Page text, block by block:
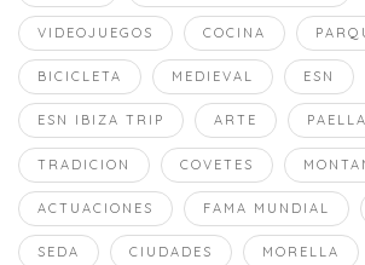
VIDEOJUEGOS COCINA
BICICLETA MEDIEVAL ESN
ESN IBIZA TRIP ARTE PAELLA
TRADICION COVETES
ACTUACIONES FAMA MUNDIAL
SEDA CIUDADES MORELLA